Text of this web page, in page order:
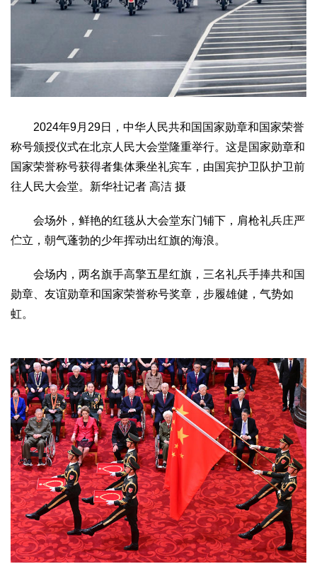
2024年9月29日，中华人民共和国国家勋章和国家荣誉
称号颁授仪式在北京人民大会堂隆重举行。这是国家勋章和
国家荣誉称号获得者集体乘坐礼宾车，由国宾护卫队护卫前
往人民大会堂。新华社记者 高洁 摄
会场外，鲜艳的红毯从大会堂东门铺下，肩枪礼兵庄严
伫立，朝气蓬勃的少年挥动出红旗的海浪。
会场内，两名旗手高擎五星红旗，三名礼兵手捧共和国
勋章、友谊勋章和国家荣誉称号奖章，步履雄健，气势如
虹。